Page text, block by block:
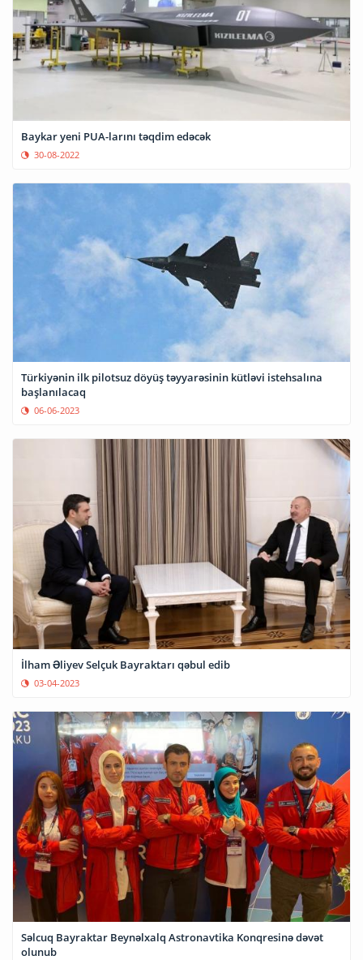
Baykar yeni PUA-larını təqdim edəcək
30-08-2022
Türkiyənin ilk pilotsuz döyüş təyyarəsinin kütləvi istehsalına
başlanılacaq
06-06-2023
İlham Əliyev Selçuk Bayraktarı qəbul edib
03-04-2023
Səlcuq Bayraktar Beynəlxalq Astronavtika Konqresinə dəvət
olunub